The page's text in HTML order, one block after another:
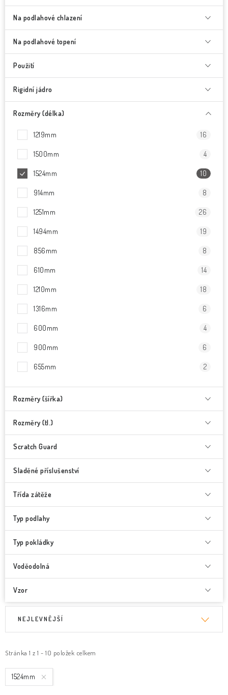
Na podlahové chlazení
Na podlahové topení
Použití
Rigidní jádro
Rozměry (délka)
1219mm 16
1500mm 4
1524mm 10
914mm 8
1251mm 26
1494mm 19
856mm 8
610mm 14
1210mm 18
1316mm 6
600mm 4
900mm 6
655mm 2
Rozměry (šířka)
Rozměry (tl.)
Scratch Guard
Sladěné příslušenství
Třída zátěže
Typ podlahy
Typ pokládky
Voděodolná
Vzor
i
s
p
Stránka 1 z 1 - 10 položek celkem
e
n
í
NEJLEVNĚJŠÍ
1524mm